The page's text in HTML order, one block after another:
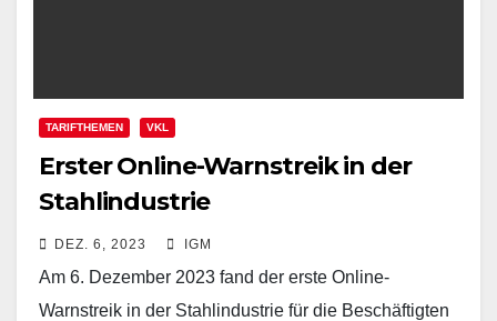
TARIFTHEMEN VKL
Erster Online-Warnstreik in der
Stahlindustrie
DEZ. 6, 2023 IGM
Am 6. Dezember 2023 fand der erste Online-
Warnstreik in der Stahlindustrie für die Beschäftigten